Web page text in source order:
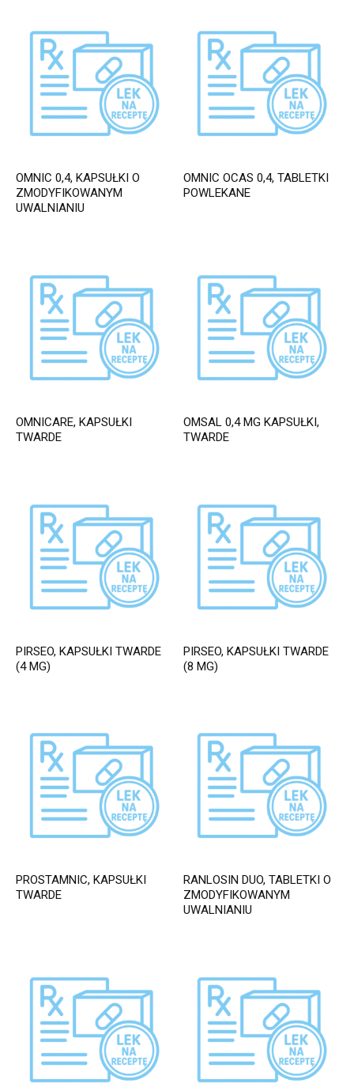
OMNIC 0,4, KAPSUŁKI O
ZMODYFIKOWANYM
UWALNIANIU
OMNIC OCAS 0,4, TABLETKI
POWLEKANE
OMNICARE, KAPSUŁKI
TWARDE
OMSAL 0,4 MG KAPSUŁKI,
TWARDE
PIRSEO, KAPSUŁKI TWARDE
(4 MG)
PIRSEO, KAPSUŁKI TWARDE
(8 MG)
PROSTAMNIC, KAPSUŁKI
TWARDE
RANLOSIN DUO, TABLETKI O
ZMODYFIKOWANYM
UWALNIANIU